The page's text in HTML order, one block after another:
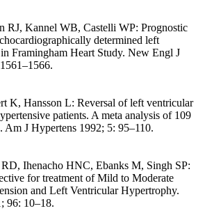
RJ, Kannel WB, Castelli WP: Prognostic
determined left
Framingham Heart Study. New Engl J
K, Hansson L: Reversal of left ventricular
patients. A meta analysis of 109
Am J Hypertens 1992; 5: 95–110.
Ihenacho HNC, Ebanks M, Singh SP:
for treatment of Mild to Moderate
and Left Ventricular Hypertrophy.
96: 10–18.